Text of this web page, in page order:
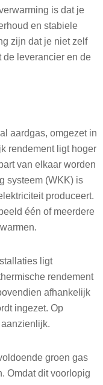
is dat je
en stabiele
zijn dat je niet zelf
de leverancier en de
aardgas, omgezet in
rendement ligt hoger
van elkaar worden
systeem (WKK) is
produceert.
één of meerdere
ligt
rendement
afhankelijk
ingezet. Op
groen gas
Omdat dit voorlopig